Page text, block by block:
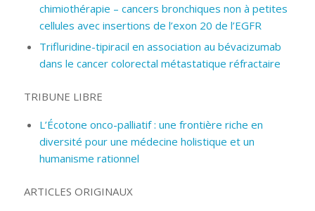
chimiothérapie – cancers bronchiques non à petites
cellules avec insertions de l’exon 20 de l’EGFR
Trifluridine-tipiracil en association au bévacizumab
dans le cancer colorectal métastatique réfractaire
TRIBUNE LIBRE
L’Écotone onco-palliatif : une frontière riche en
diversité pour une médecine holistique et un
humanisme rationnel
ARTICLES ORIGINAUX